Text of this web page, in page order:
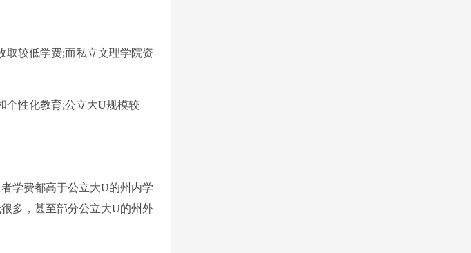
较低学费;而私立文理学院资
性化教育;公立大U规模较
学费都高于公立大U的州内学
多，甚至部分公立大U的州外